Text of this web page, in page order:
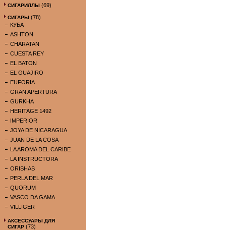
СИГАРИЛЛЫ (69)
СИГАРЫ (78)
КУБА
ASHTON
CHARATAN
CUESTA REY
EL BATON
EL GUAJIRO
EUFORIA
GRAN APERTURA
GURKHA
HERITAGE 1492
IMPERIOR
JOYA DE NICARAGUA
JUAN DE LA COSA
LA AROMA DEL CARIBE
LA INSTRUCTORA
ORISHAS
PERLA DEL MAR
QUORUM
VASCO DA GAMA
VILLIGER
АКСЕССУАРЫ ДЛЯ
СИГАР (73)